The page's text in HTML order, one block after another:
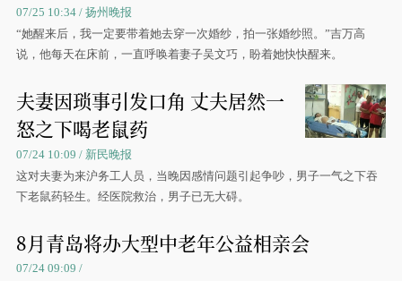
07/25 10:34 / 扬州晚报
“她醒来后，我一定要带着她去穿一次婚纱，拍一张婚纱照。”吉万高
说，他每天在床前，一直呼唤着妻子吴文巧，盼着她快快醒来。
夫妻因琐事引发口角 丈夫居然一
怒之下喝老鼠药
07/24 10:09 / 新民晚报
这对夫妻为来沪务工人员，当晚因感情问题引起争吵，男子一气之下吞
下老鼠药轻生。经医院救治，男子已无大碍。
8月青岛将办大型中老年公益相亲会
07/24 09:09 /